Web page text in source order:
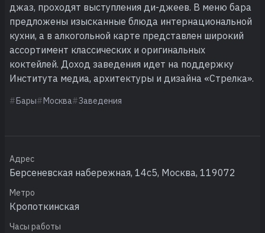
джаз, проходят выступления ди-джеев. В меню бара
предложены изысканные блюда интернациональной
кухни, а в алкогольной карте представлен широкий
ассортимент классических и оригинальных
коктейлей. Доход заведения идет на поддержку
Института медиа, архитектуры и дизайна «Стрелка».
Бары Москва Заведения
Адрес
Берсеневская набережная, 14с5, Москва, 119072
Метро
Кропоткинская
Часы работы